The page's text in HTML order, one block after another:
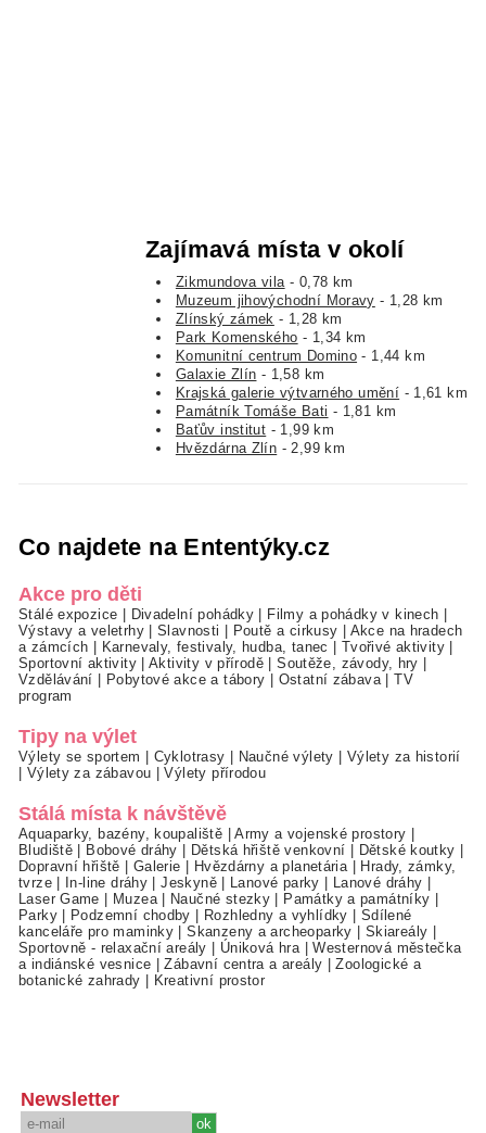
Zajímavá místa v okolí
Zikmundova vila- 0,78 km
Muzeum jihovýchodní Moravy - 1,28 km
Zlínský zámek - 1,28 km
Park Komenského - 1,34 km
Komunitní centrum Domino - 1,44 km
Galaxie Zlín - 1,58 km
Krajská galerie výtvarného umění - 1,61 km
Památník Tomáše Bati - 1,81 km
Baťův institut - 1,99 km
Hvězdárna Zlín - 2,99 km
Co najdete na Ententýky.cz
Akce pro děti
Stálé expozice | Divadelní pohádky | Filmy a pohádky v kinech |
Výstavy a veletrhy|Slavnosti | Poutě a cirkusy | Akce na hradech
a zámcích | Karnevaly, festivaly, hudba, tanec | Tvořivé aktivity |
Sportovní aktivity|Aktivity v přírodě |Soutěže, závody, hry |
Vzdělávání | Pobytové akce a tábory | Ostatní zábava |TV
program
Tipy na výlet
Výlety se sportem | Cyklotrasy | Naučné výlety | Výlety za historií
| Výlety za zábavou |Výlety přírodou
Stálá místa k návštěvě
Aquaparky, bazény, koupaliště |Army a vojenské prostory |
Bludiště | Bobové dráhy | Dětská hřiště venkovní | Dětské koutky |
Dopravní hřiště | Galerie | Hvězdárny a planetária | Hrady, zámky,
tvrze| In-line dráhy |Jeskyně| Lanové parky | Lanové dráhy |
Laser Game | Muzea| Naučné stezky | Památky a památníky |
Parky| Podzemní chodby | Rozhledny a vyhlídky | Sdílené
kanceláře pro maminky |Skanzeny a archeoparky | Skiareály |
Sportovně - relaxační areály | Úniková hra |Westernová městečka
a indiánské vesnice |Zábavní centra a areály |Zoologické a
botanické zahrady | Kreativní prostor
Newsletter